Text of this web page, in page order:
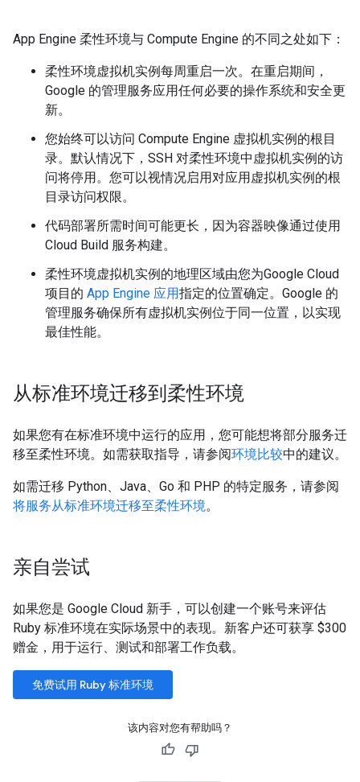
App Engine 柔性环境与 Compute Engine 的不同之处如下：
柔性环境虚拟机实例每周重启一次。在重启期间，
Google 的管理服务应用任何必要的操作系统和安全更
新。
您始终可以访问 Compute Engine 虚拟机实例的根目
录。默认情况下，SSH 对柔性环境中虚拟机实例的访
问将停用。您可以视情况启用对应用虚拟机实例的根
目录访问权限。
代码部署所需时间可能更长，因为容器映像通过使用
Cloud Build 服务构建。
柔性环境虚拟机实例的地理区域由您为Google Cloud
项目的 App Engine 应用指定的位置确定。Google 的
管理服务确保所有虚拟机实例位于同一位置，以实现
最佳性能。
从标准环境迁移到柔性环境
如果您有在标准环境中运行的应用，您可能想将部分服务迁
移至柔性环境。如需获取指导，请参阅环境比较中的建议。
如需迁移 Python、Java、Go 和 PHP 的特定服务，请参阅
将服务从标准环境迁移至柔性环境。
亲自尝试
如果您是 Google Cloud 新手，可以创建一个账号来评估
Ruby 标准环境在实际场景中的表现。新客户还可获享 $300
赠金，用于运行、测试和部署工作负载。
免费试用 Ruby 标准环境
该内容对您有帮助吗？